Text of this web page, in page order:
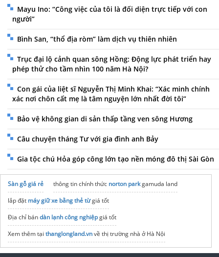
Mayu Ino: “Công việc của tôi là đối diện trực tiếp với con
người”
Bình San, “thổ địa ròm” làm dịch vụ thiên nhiên
Trục đại lộ cảnh quan sông Hồng: Động lực phát triển hay
phép thử cho tầm nhìn 100 năm Hà Nội?
Con gái của liệt sĩ Nguyễn Thị Minh Khai: “Xác minh chính
xác nơi chôn cất mẹ là tâm nguyện lớn nhất đời tôi”
Bảo vệ không gian di sản thấp tầng ven sông Hương
Câu chuyện tháng Tư với gia đình anh Bảy
Gia tộc chú Hỏa góp công lớn tạo nền móng đô thị Sài Gòn
Sàn gỗ giá rẻ thông tin chính thức norton parkgamuda land
lắp đặt máy giữ xe bằng thẻ từgiá tốt
Địa chỉ bándàn lạnh công nghiệpgiá tốt
Xem thêm tại thanglongland.vnvề thị trường nhà ở Hà Nội
Vinhomes Vũ Yên Hải Phòng
Bất động sản